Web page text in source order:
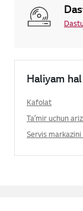
Haliyam
Kafolat
Taʼmir uchun
Servis